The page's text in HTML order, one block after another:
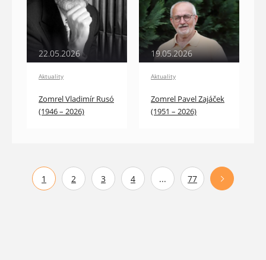
22.05.2026
Aktuality
Zomrel Vladimír Rusó
(1946 – 2026)
19.05.2026
Aktuality
Zomrel Pavel Zajáček
(1951 – 2026)
1 2 3 4 ... 77